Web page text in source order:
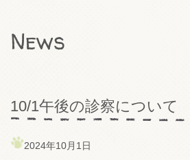
News
10/1午後の診察について
2024年10月1日